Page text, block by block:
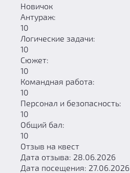
Новичок
Антураж:
10
Логические задачи:
10
Сюжет:
10
Командная работа:
10
Персонал и безопасность:
10
Общий бал:
10
Отзыв на квест
Дата отзыва: 28.06.2026
Дата посещения: 27.06.2026